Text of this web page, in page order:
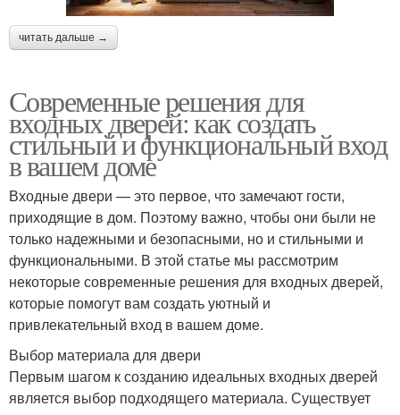
читать дальше →
Современные решения для
входных дверей: как создать
стильный и функциональный вход
в вашем доме
Входные двери — это первое, что замечают гости,
приходящие в дом. Поэтому важно, чтобы они были не
только надежными и безопасными, но и стильными и
функциональными. В этой статье мы рассмотрим
некоторые современные решения для входных дверей,
которые помогут вам создать уютный и
привлекательный вход в вашем доме.
Выбор материала для двери
Первым шагом к созданию идеальных входных дверей
является выбор подходящего материала. Существует